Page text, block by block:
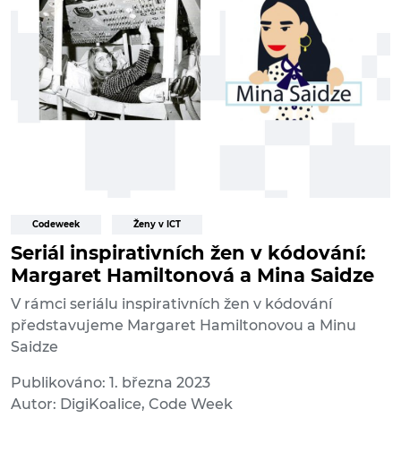
Codeweek Ženy v ICT
Seriál inspirativních žen v kódování:
Margaret Hamiltonová a Mina Saidze
V rámci seriálu inspirativních žen v kódování
představujeme Margaret Hamiltonovou a Minu
Saidze
Publikováno: 1. března 2023
Autor: DigiKoalice, Code Week